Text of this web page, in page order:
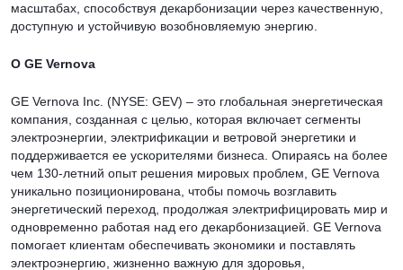
масштабах, способствуя декарбонизации через качественную,
доступную и устойчивую возобновляемую энергию.
О GE Vernova
GE Vernova Inc. (NYSE: GEV) – это глобальная энергетическая
компания, созданная с целью, которая включает сегменты
электроэнергии, электрификации и ветровой энергетики и
поддерживается ее ускорителями бизнеса. Опираясь на более
чем 130-летний опыт решения мировых проблем, GE Vernova
уникально позиционирована, чтобы помочь возглавить
энергетический переход, продолжая электрифицировать мир и
одновременно работая над его декарбонизацией. GE Vernova
помогает клиентам обеспечивать экономики и поставлять
электроэнергию, жизненно важную для здоровья,